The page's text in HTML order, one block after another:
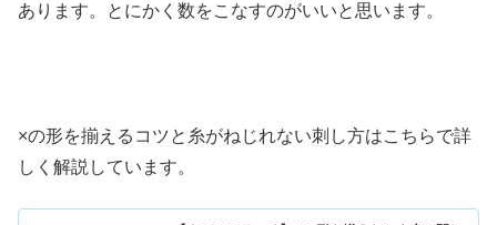
あります。とにかく数をこなすのがいいと思います。
×の形を揃えるコツと糸がねじれない刺し方はこちらで詳
しく解説しています。